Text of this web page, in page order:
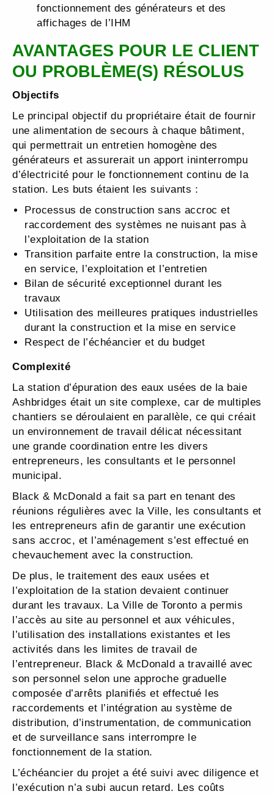
fonctionnement des générateurs et des
affichages de l’IHM
AVANTAGES POUR LE CLIENT
OU PROBLÈME(S) RÉSOLUS
Objectifs
Le principal objectif du propriétaire était de fournir
une alimentation de secours à chaque bâtiment,
qui permettrait un entretien homogène des
générateurs et assurerait un apport ininterrompu
d’électricité pour le fonctionnement continu de la
station. Les buts étaient les suivants :
Processus de construction sans accroc et
raccordement des systèmes ne nuisant pas à
l’exploitation de la station
Transition parfaite entre la construction, la mise
en service, l’exploitation et l’entretien
Bilan de sécurité exceptionnel durant les
travaux
Utilisation des meilleures pratiques industrielles
durant la construction et la mise en service
Respect de l’échéancier et du budget
Complexité
La station d’épuration des eaux usées de la baie
Ashbridges était un site complexe, car de multiples
chantiers se déroulaient en parallèle, ce qui créait
un environnement de travail délicat nécessitant
une grande coordination entre les divers
entrepreneurs, les consultants et le personnel
municipal.
Black & McDonald a fait sa part en tenant des
réunions régulières avec la Ville, les consultants et
les entrepreneurs afin de garantir une exécution
sans accroc, et l’aménagement s’est effectué en
chevauchement avec la construction.
De plus, le traitement des eaux usées et
l’exploitation de la station devaient continuer
durant les travaux. La Ville de Toronto a permis
l’accès au site au personnel et aux véhicules,
l’utilisation des installations existantes et les
activités dans les limites de travail de
l’entrepreneur. Black & McDonald a travaillé avec
son personnel selon une approche graduelle
composée d’arrêts planifiés et effectué les
raccordements et l’intégration au système de
distribution, d’instrumentation, de communication
et de surveillance sans interrompre le
fonctionnement de la station.
L’échéancier du projet a été suivi avec diligence et
l’exécution n’a subi aucun retard. Les coûts